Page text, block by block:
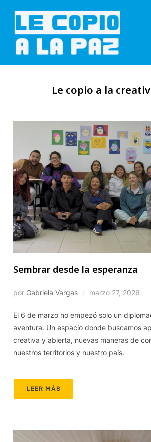
Le copio a la
Sembrar desde la esperanza
por Gabriela Vargas marzo 27, 2026
El 6 de marzo no empezó solo un
aventura. Un espacio donde buscamos
creativa y abierta, nuevas maneras de
nuestros territorios y nuestro país.
LEER MÁS